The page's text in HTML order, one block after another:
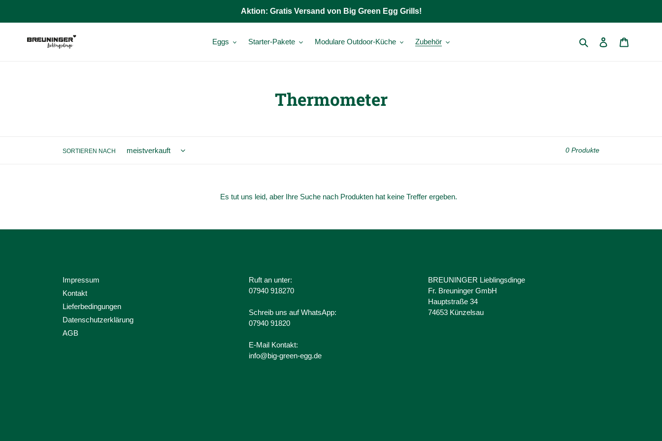
Aktion: Gratis Versand von Big Green Egg Grills!
Eggs Starter-Pakete Modulare Outdoor-Küche Zubehör Suchen Einloggen
K
o
:
Thermometer
SORTIEREN NACH 0 Produkte
Es tut uns leid, aber Ihre Suche nach Produkten hat keine Treffer ergeben.
Impressum
Kontakt
Lieferbedingungen
Datenschutzerklärung
AGB
Ruft an unter:
07940 918270
Schreib uns auf WhatsApp:
07940 91820
E-Mail Kontakt:
info@big-green-egg.de
BREUNINGER Lieblingsdinge
Fr. Breuninger GmbH
Hauptstraße 34
74653 Künzelsau